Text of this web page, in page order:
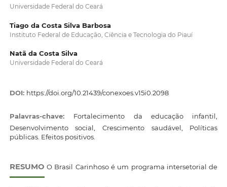
Universidade Federal do Ceará
Tiago da Costa Silva Barbosa
Instituto Federal de Educação, Ciência e Tecnologia do Piauí
Natã da Costa Silva
Universidade Federal do Ceará
DOI: https://doi.org/10.21439/conexoes.v15i0.2098
Palavras-chave: Fortalecimento da educação infantil,
Desenvolvimento social, Crescimento saudável, Políticas
públicas. Efeitos positivos.
RESUMO O Brasil Carinhoso é um programa intersetorial de